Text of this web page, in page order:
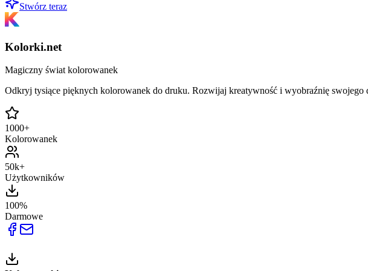
Stwórz teraz
Kolorki.net
Magiczny świat kolorowanek
Odkryj tysiące pięknych kolorowanek do druku. Rozwijaj kreatywność i wyobraźnię swojego
1000+
Kolorowanek
50k+
Użytkowników
100%
Darmowe